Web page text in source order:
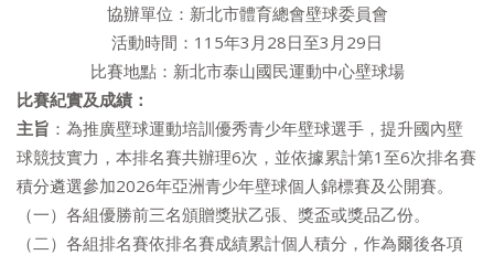
協辦單位：新北市體育總會壁球委員會
活動時間：115年3月28日至3月29日
比賽地點：新北市泰山國民運動中心壁球場
比賽紀實及成績：
主旨 ：為推廣壁球運動培訓優秀青少年壁球選手，提升國內壁
球競技實力，本排名賽共辦理6次，並依據累計第1至6次排名賽
積分遴選參加2026年亞洲青少年壁球個人錦標賽及公開賽。
（一）各組優勝前三名頒贈獎狀乙張、獎盃或獎品乙份。
（二）各組排名賽依排名賽成績累計個人積分，作為爾後各項